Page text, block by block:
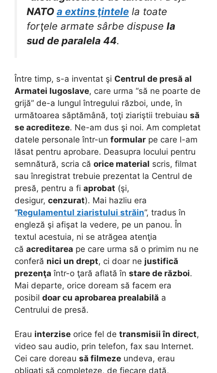
NATO a extins ţintele la toate
forţele armate sârbe dispuse la
sud de paralela 44.
Între timp, s-a inventat şi Centrul de presă al
Armatei Iugoslave, care urma “să ne poarte de
grijă” de-a lungul întregului război, unde, în
următoarea săptămână, toţi ziariştii trebuiau să
se acrediteze. Ne-am dus şi noi. Am completat
datele personale într-un formular pe care l-am
lăsat pentru aprobare. Deasupra locului pentru
semnătură, scria că orice material scris, filmat
sau înregistrat trebuie prezentat la Centrul de
presă, pentru a fi aprobat (şi,
desigur, cenzurat). Mai hazliu era
“Regulamentul ziaristului străin”, tradus în
engleză şi afişat la vedere, pe un panou. În
textul acestuia, ni se atrăgea atenţia
că acreditarea pe care urma să o primim nu ne
conferă nici un drept, ci doar ne justifică
prezenţa într-o ţară aflată în stare de război.
Mai departe, orice doream să facem era
posibil doar cu aprobarea prealabilă a
Centrului de presă.
Erau interzise orice fel de transmisii în direct,
video sau audio, prin telefon, fax sau Internet.
Cei care doreau să filmeze undeva, erau
obligaţi să completeze, de fiecare dată,